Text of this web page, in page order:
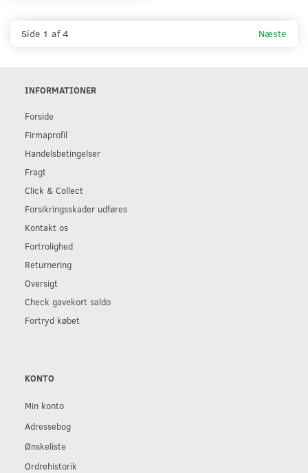
Side 1 af 4 Næste
INFORMATIONER
Forside
Firmaprofil
Handelsbetingelser
Fragt
Click & Collect
Forsikringsskader udføres
Kontakt os
Fortrolighed
Returnering
Oversigt
Check gavekort saldo
Fortryd købet
KONTO
Min konto
Adressebog
Ønskeliste
Ordrehistorik